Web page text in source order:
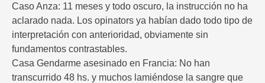
Caso Anza: 11 meses y todo oscuro, la instrucción no ha
aclarado nada. Los opinators ya habían dado todo tipo de
interpretación con anterioridad, obviamente sin
fundamentos contrastables.
Casa Gendarme asesinado en Francia: No han
transcurrido 48 hs. y muchos lamiéndose la sangre que